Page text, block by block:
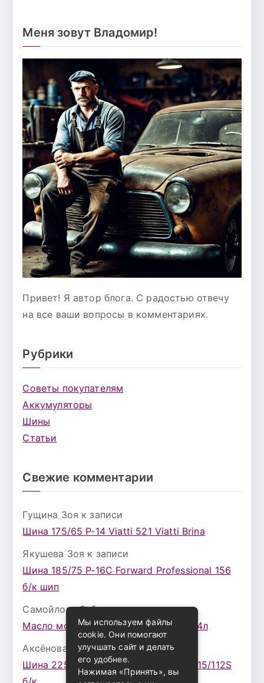
Меня зовут Владомир!
Привет! Я автор блога. С радостью отвечу
на все ваши вопросы в комментариях.
Рубрики
Советы покупателям
Аккумуляторы
Шины
Статьи
Свежие комментарии
Гущина Зоя к записи
Шина 175/65 Р-14 Viatti 521 Viatti Brina
Якушева Зоя к записи
Шина 185/75 Р-16С Forward Professional 156
б/к шип
Самойлова Забавак записи
Масло моторное ZIC X7 (A+) 10W30 4л
Аксёнова Адельк записи
Шина 225/75 Р-16 Nokian Rotiva HT 115/112S
Мы используем файлы
cookie. Они помогают
улучшать сайт и делать
его удобнее.
Нажимая «Принять», вы